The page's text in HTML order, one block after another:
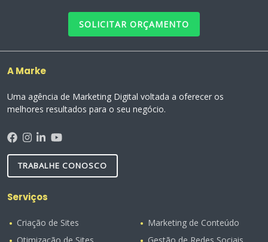
SOLICITAR ORÇAMENTO
A Marke
Uma agência de Marketing Digital voltada a oferecer os
melhores resultados para o seu negócio.
TRABALHE CONOSCO
Serviços
Criação de Sites
Marketing de Conteúdo